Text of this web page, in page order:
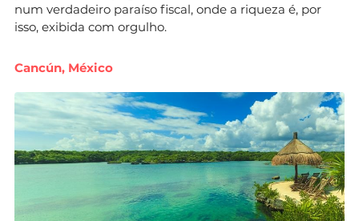
num verdadeiro paraíso fiscal, onde a riqueza é, por
isso, exibida com orgulho.
Cancún, México